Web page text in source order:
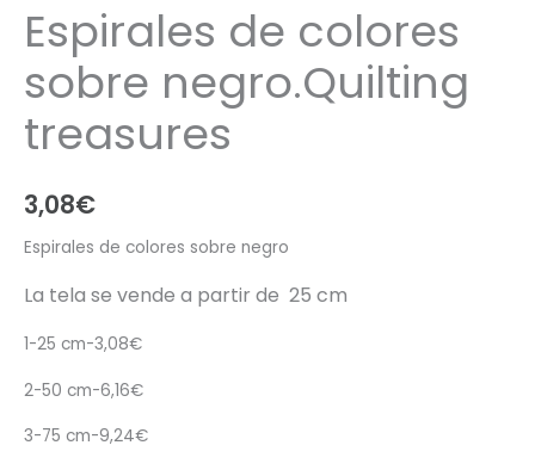
Espirales de colores
sobre negro.Quilting
treasures
3,08€
Espirales de colores sobre negro
La tela se vende a partir de 25 cm
1-25 cm-3,08€
2-50 cm-6,16€
3-75 cm-9,24€